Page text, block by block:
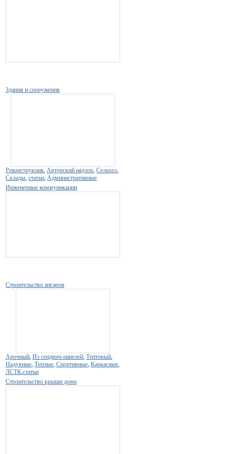
Здания и сооружения
Реконструкция Авторский надзор Сельхоз
Склады статьи Административные
Инженерные коммуникации
Строительство ангаров
Арочный Из сендвич-панелей Тентовый
Надувные Теплые Спортивные Каркасные
ЛСТК статьи
Строительство крыши дома